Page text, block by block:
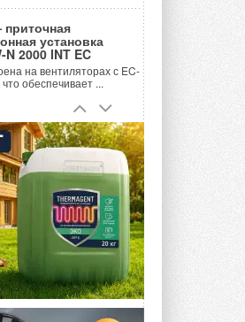
установка
N 2000 INT EC
на вентиляторах с EC-
обеспечивает ...
создали
солнечную и
энергию
технологии ...
создали
защиты
от аварий
влияние
и снеговых ...